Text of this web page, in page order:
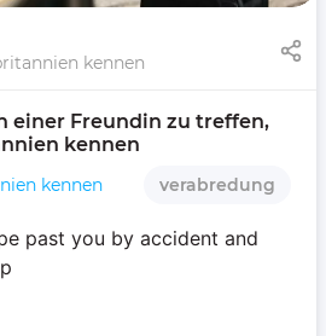
kennen
einer Freundin zu treffen,
kennen
kennen verabredung
past you by accident and